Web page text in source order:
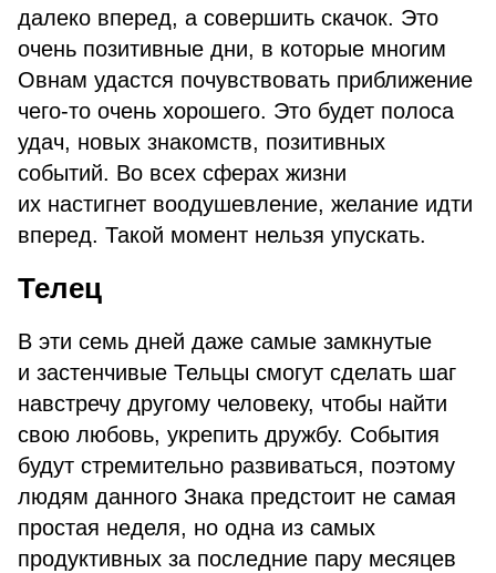
далеко вперед, а совершить скачок. Это
очень позитивные дни, в которые многим
Овнам удастся почувствовать приближение
чего-то очень хорошего. Это будет полоса
удач, новых знакомств, позитивных
событий. Во всех сферах жизни
их настигнет воодушевление, желание идти
вперед. Такой момент нельзя упускать.
Телец
В эти семь дней даже самые замкнутые
и застенчивые Тельцы смогут сделать шаг
навстречу другому человеку, чтобы найти
свою любовь, укрепить дружбу. События
будут стремительно развиваться, поэтому
людям данного Знака предстоит не самая
простая неделя, но одна из самых
продуктивных за последние пару месяцев